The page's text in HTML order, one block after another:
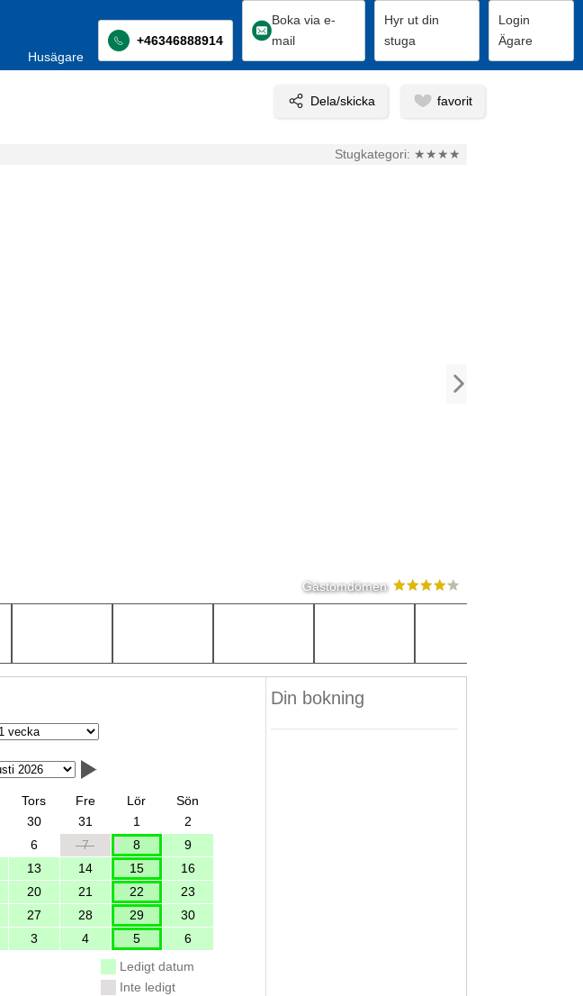
Husägare
+46346888914
Boka via e-
mail
Hyr ut din
stuga
Login
Ägare
Stugkategori: ★★★★
Gästomdömen
Tors Fre Lör
Sön
30 31 1
2
6 7 8
9
13 14 15
16
20 21 22
23
27 28 29
30
3 4 5
6
Ledigt datum
Inte ledigt
Din bokning